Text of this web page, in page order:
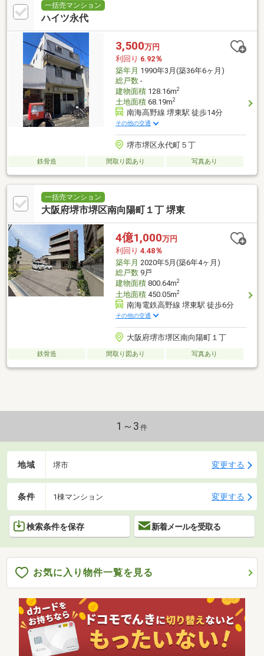
一括売マンション
ハイツ永代
3,500万円
利回り 6.92％
築年月 1990年3月(築36年6ヶ月)
総戸数-
建物面積128.16m2
土地面積68.19m2
南海高野線 堺東駅 徒歩14分
その他の交通
堺市堺区永代町５丁
鉄骨造 間取り図あり 写真あり
一括売マンション
大阪府堺市堺区南向陽町１丁 堺東
4億1,000万円
利回り 4.48％
築年月 2020年5月(築6年4ヶ月)
総戸数9戸
建物面積800.64m2
土地面積450.05m2
南海電鉄高野線 堺東駅 徒歩6分
その他の交通
大阪府堺市堺区南向陽町１丁
鉄骨造 間取り図あり 写真あり
1～3 件
地域 堺市 変更する
条件 1棟マンション 変更する
検索条件を保存 新着メールを受取る
お気に入り物件一覧を見る